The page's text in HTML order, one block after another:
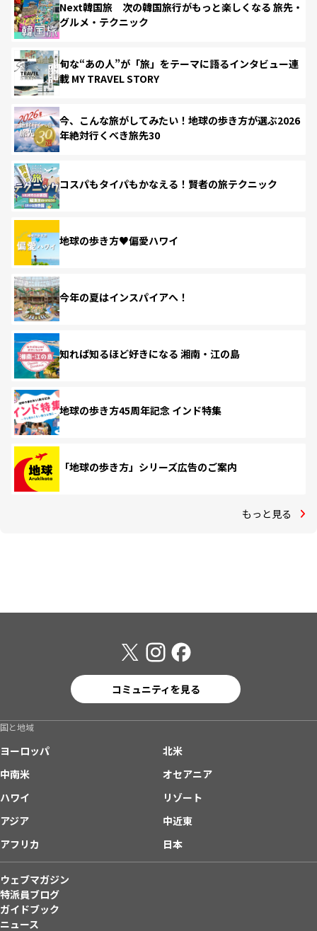
Next韓国旅 次の韓国旅行がもっと楽しくなる 旅先・
グルメ・テクニック
旬な“あの人”が「旅」をテーマに語るインタビュー連
載 MY TRAVEL STORY
今、こんな旅がしてみたい！地球の歩き方が選ぶ2026
年絶対行くべき旅先30
コスパもタイパもかなえる！賢者の旅テクニック
地球の歩き方♥偏愛ハワイ
今年の夏はインスパイアへ！
知れば知るほど好きになる 湘南・江の島
地球の歩き方45周年記念 インド特集
「地球の歩き方」シリーズ広告のご案内
もっと見る
コミュニティを見る
国と地域
ヨーロッパ
北米
中南米
オセアニア
ハワイ
リゾート
アジア
中近東
アフリカ
日本
ウェブマガジン
特派員ブログ
ガイドブック
ニュース